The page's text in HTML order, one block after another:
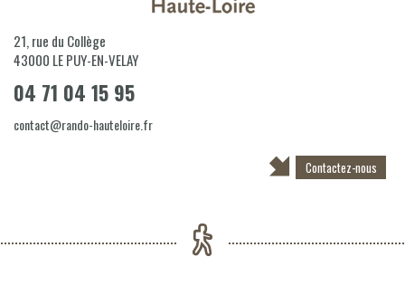
21, rue du Collège
43000 LE PUY-EN-VELAY
04 71 04 15 95
contact@rando-hauteloire.fr
Contactez-nous